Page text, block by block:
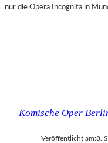
nur die Opera Incognita in
Komische Oper
Veröffentlicht am:8.